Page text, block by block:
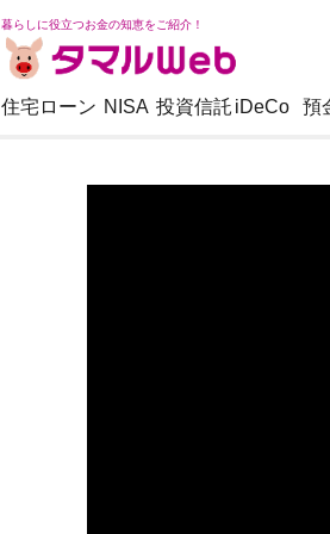
暮らしに役立つお金の知恵をご紹介！
住宅ローン NISA 投資信託 iDeCo 預